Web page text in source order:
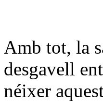
Amb tot, la
desgavell
néixer